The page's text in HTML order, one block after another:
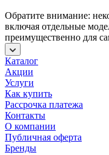
Обратите внимание:
включая отдельные
преимущественно для
Каталог
Акции
Услуги
Как купить
Рассрочка платежа
Контакты
О компании
Публичная оферта
Бренды